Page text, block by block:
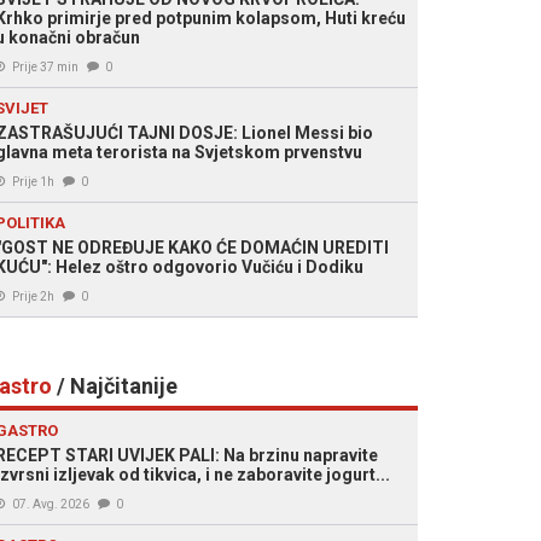
primirje pred potpunim kolapsom, Huti kreću
konačni obračun
Prije 37 min 0
TAJNI DOSJE: Lionel Messi bio
meta terorista na Svjetskom prvenstvu
Prije 1h 0
NE ODREĐUJE KAKO ĆE DOMAĆIN UREDITI
Helez oštro odgovorio Vučiću i Dodiku
Prije 2h 0
/ Najčitanije
STARI UVIJEK PALI: Na brzinu napravite
izljevak od tikvica, i ne zaboravite jogurt...
07. Avg. 2026 0